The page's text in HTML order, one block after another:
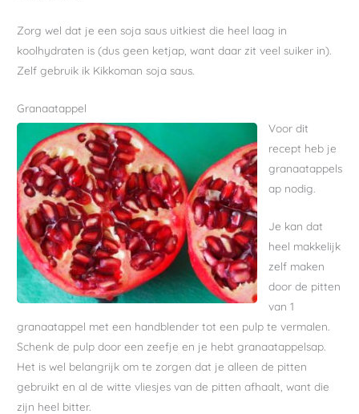
Zorg wel dat je een soja saus uitkiest die heel laag in
koolhydraten is (dus geen ketjap, want daar zit veel suiker in).
Zelf gebruik ik Kikkoman soja saus.
Granaatappel
Voor dit
recept heb je
granaatappels
ap nodig.
Je kan dat
heel makkelijk
zelf maken
door de pitten
van 1
granaatappel met een handblender tot een pulp te vermalen.
Schenk de pulp door een zeefje en je hebt granaatappelsap.
Het is wel belangrijk om te zorgen dat je alleen de pitten
gebruikt en al de witte vliesjes van de pitten afhaalt, want die
zijn heel bitter.